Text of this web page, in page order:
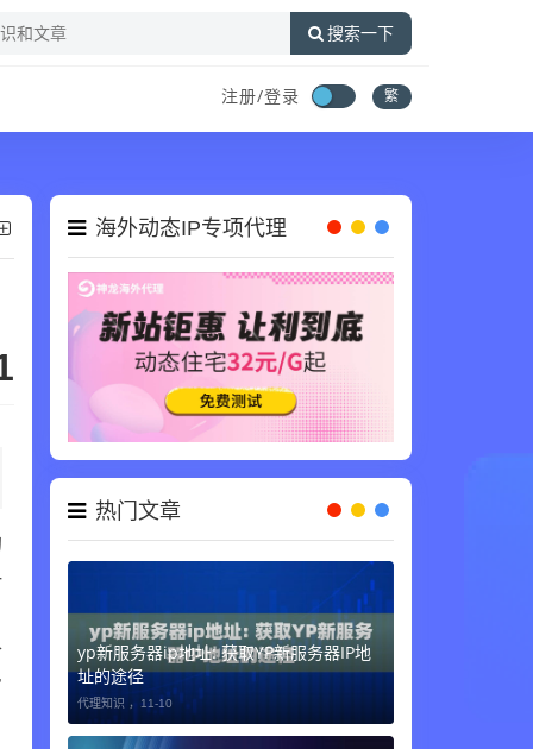
搜索一下
注册/登录 繁
海外动态IP专项代理
热门文章
yp新服务器ip地址: 获取YP新服务器IP地
址的途径
11-10